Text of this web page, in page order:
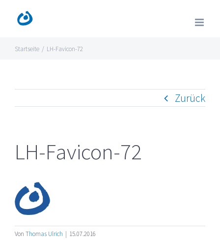
Inhalt
springen
Startseite / LH-Favicon-72
Zurück
LH-Favicon-72
Von Thomas Ulrich | 15.07.2016